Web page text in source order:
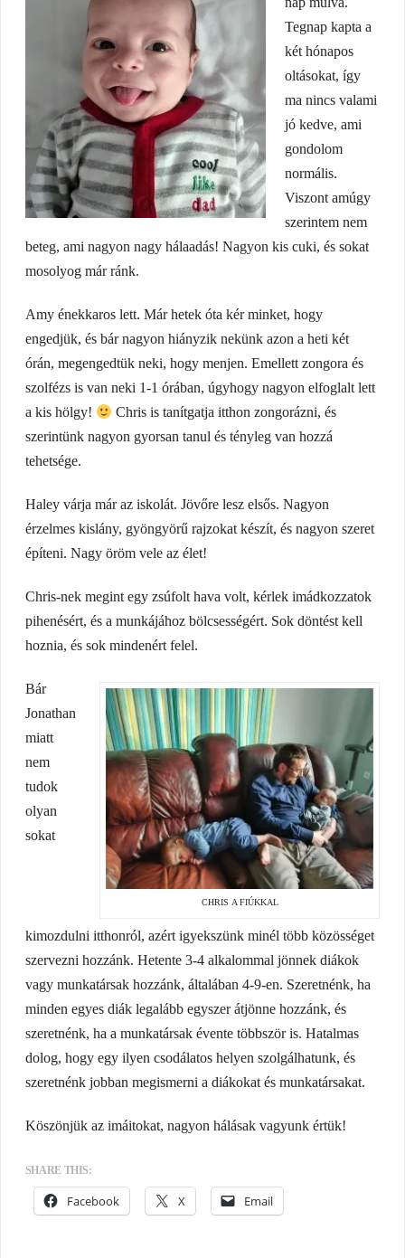
Tegnap kapta a
két hónapos
oltásokat, így
ma nincs valami
jó kedve, ami
gondolom
normális.
Viszont amúgy
szerintem nem
beteg, ami nagyon nagy hálaadás! Nagyon kis cuki, és sokat
mosolyog már ránk.
Amy énekkaros lett. Már hetek óta kér minket, hogy
engedjük, és bár nagyon hiányzik nekünk azon a heti két
órán, megengedtük neki, hogy menjen. Emellett zongora és
szolfézs is van neki 1-1 órában, úgyhogy nagyon elfoglalt lett
a kis hölgy!
Chris is tanítgatja itthon zongorázni, és
szerintünk nagyon gyorsan tanul és tényleg van hozzá
tehetsége.
Haley várja már az iskolát. Jövőre lesz elsős. Nagyon
érzelmes kislány, gyöngyörű rajzokat készít, és nagyon szeret
építeni. Nagy öröm vele az élet!
Chris-nek megint egy zsúfolt hava volt, kérlek imádkozzatok
pihenésért, és a munkájához bölcsességért. Sok döntést kell
hoznia, és sok mindenért felel.
CHRIS A FIÚKKAL
Bár
Jonathan
miatt
nem
tudok
olyan
sokat
kimozdulni itthonról, azért igyekszünk minél több közösséget
szervezni hozzánk. Hetente 3-4 alkalommal jönnek diákok
vagy munkatársak hozzánk, általában 4-9-en. Szeretnénk, ha
minden egyes diák legalább egyszer átjönne hozzánk, és
szeretnénk, ha a munkatársak évente többször is. Hatalmas
dolog, hogy egy ilyen csodálatos helyen szolgálhatunk, és
szeretnénk jobban megismerni a diákokat és munkatársakat.
Köszönjük az imáitokat, nagyon hálásak vagyunk értük!
SHARE THIS:
Facebook X Email